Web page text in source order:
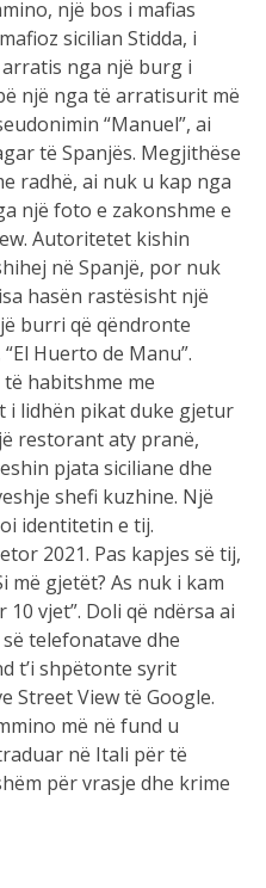
një bos i mafias
sicilian Stidda, i
nga një burg i
një nga të arratisurit më
“Manuel”, ai
të Spanjës. Megjithëse
radhë, ai nuk u kap nga
një foto e zakonshme e
Autoritetet kishin
në Spanjë, por nuk
hasën rastësisht një
burri që qëndronte
Huerto de Manu”.
habitshme me
i lidhën pikat duke gjetur
restorant aty pranë,
pjata siciliane dhe
shefi kuzhine. Një
identitetin e tij.
2021. Pas kapjes së tij,
më gjetët? As nuk i kam
vjet”. Doli që ndërsa ai
telefonatave dhe
t’i shpëtonte syrit
Street View të Google.
më në fund u
në Itali për të
për vrasje dhe krime